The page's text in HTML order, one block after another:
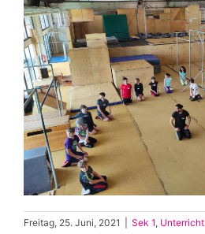
Freitag, 25. Juni, 2021 Sek 1, Unterricht